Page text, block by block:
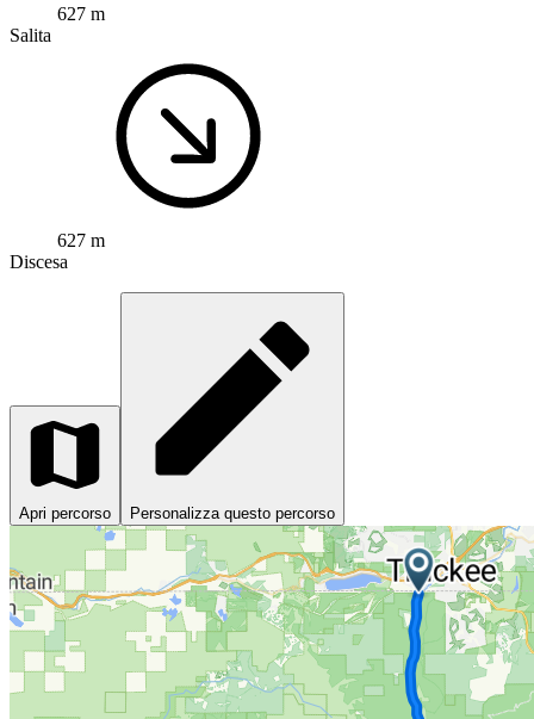
627 m
Salita
627 m
Discesa
Apri percorso Personalizza questo percorso